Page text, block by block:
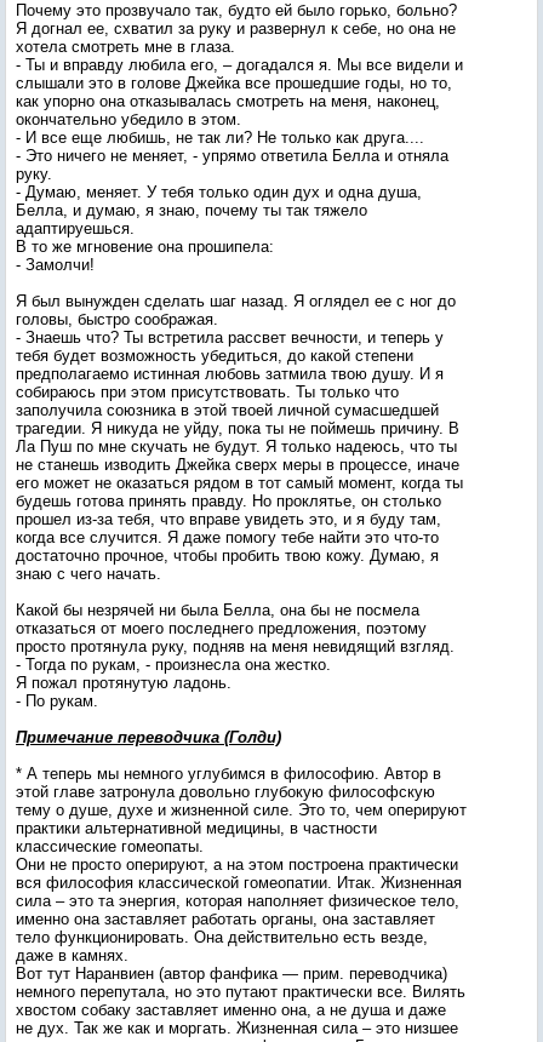
Почему это прозвучало так, будто ей было горько, больно?
Я догнал ее, схватил за руку и развернул к себе, но она не
хотела смотреть мне в глаза.
- Ты и вправду любила его, – догадался я. Мы все видели и
слышали это в голове Джейка все прошедшие годы, но то,
как упорно она отказывалась смотреть на меня, наконец,
окончательно убедило в этом.
- И все еще любишь, не так ли? Не только как друга....
- Это ничего не меняет, - упрямо ответила Белла и отняла
руку.
- Думаю, меняет. У тебя только один дух и одна душа,
Белла, и думаю, я знаю, почему ты так тяжело
адаптируешься.
В то же мгновение она прошипела:
- Замолчи!
Я был вынужден сделать шаг назад. Я оглядел ее с ног до
головы, быстро соображая.
- Знаешь что? Ты встретила рассвет вечности, и теперь у
тебя будет возможность убедиться, до какой степени
предполагаемо истинная любовь затмила твою душу. И я
собираюсь при этом присутствовать. Ты только что
заполучила союзника в этой твоей личной сумасшедшей
трагедии. Я никуда не уйду, пока ты не поймешь причину. В
Ла Пуш по мне скучать не будут. Я только надеюсь, что ты
не станешь изводить Джейка сверх меры в процессе, иначе
его может не оказаться рядом в тот самый момент, когда ты
будешь готова принять правду. Но проклятье, он столько
прошел из-за тебя, что вправе увидеть это, и я буду там,
когда все случится. Я даже помогу тебе найти это что-то
достаточно прочное, чтобы пробить твою кожу. Думаю, я
знаю с чего начать.
Какой бы незрячей ни была Белла, она бы не посмела
отказаться от моего последнего предложения, поэтому
просто протянула руку, подняв на меня невидящий взгляд.
- Тогда по рукам, - произнесла она жестко.
Я пожал протянутую ладонь.
- По рукам.
Примечание переводчика (Голди)
* А теперь мы немного углубимся в философию. Автор в
этой главе затронула довольно глубокую философскую
тему о душе, духе и жизненной силе. Это то, чем оперируют
практики альтернативной медицины, в частности
классические гомеопаты.
Они не просто оперируют, а на этом построена практически
вся философия классической гомеопатии. Итак. Жизненная
сила – это та энергия, которая наполняет физическое тело,
именно она заставляет работать органы, она заставляет
тело функционировать. Она действительно есть везде,
даже в камнях.
Вот тут Наранвиен (автор фанфика — прим. переводчика)
немного перепутала, но это путают практически все. Вилять
хвостом собаку заставляет именно она, а не душа и даже
не дух. Так же как и моргать. Жизненная сила – это низшее